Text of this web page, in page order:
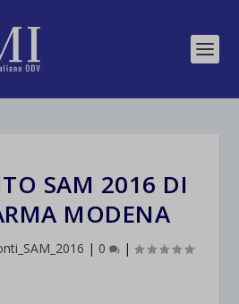
SAM 2016 DI
MODENA
| 0 |